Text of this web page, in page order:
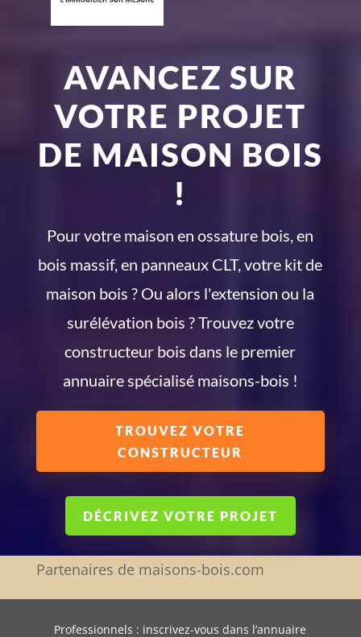
AVANCEZ SUR
VOTRE PROJET
DE MAISON BOIS
!
Pour votre maison en ossature bois, en
bois massif, en panneaux CLT, votre kit de
maison bois ? Ou alors l'extension ou la
surélévation bois ? Trouvez votre
constructeur bois dans le premier
annuaire spécialisé maisons-bois !
TROUVEZ VOTRE
CONSTRUCTEUR
DÉCRIVEZ VOTRE PROJET
Partenaires de maisons-bois.com
Professionnels : inscrivez-vous dans l’annuaire